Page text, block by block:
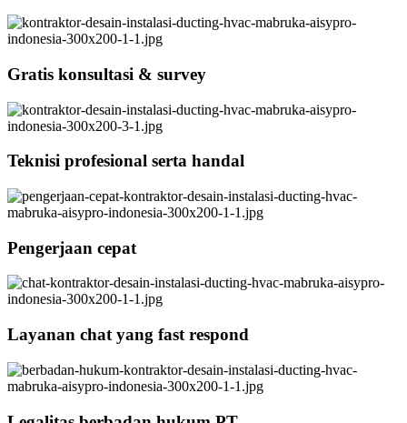
Gratis konsultasi & survey
Teknisi profesional serta handal
Pengerjaan cepat
Layanan chat yang fast respond